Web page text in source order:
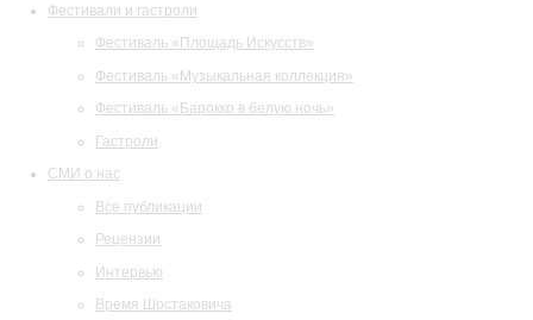
Фестивали и гастроли
Фестиваль «Площадь Искусств»
Фестиваль «Музыкальная коллекция»
Фестиваль «Барокко в белую ночь»
Гастроли
СМИ о нас
Все публикации
Рецензии
Интервью
Время Шостаковича